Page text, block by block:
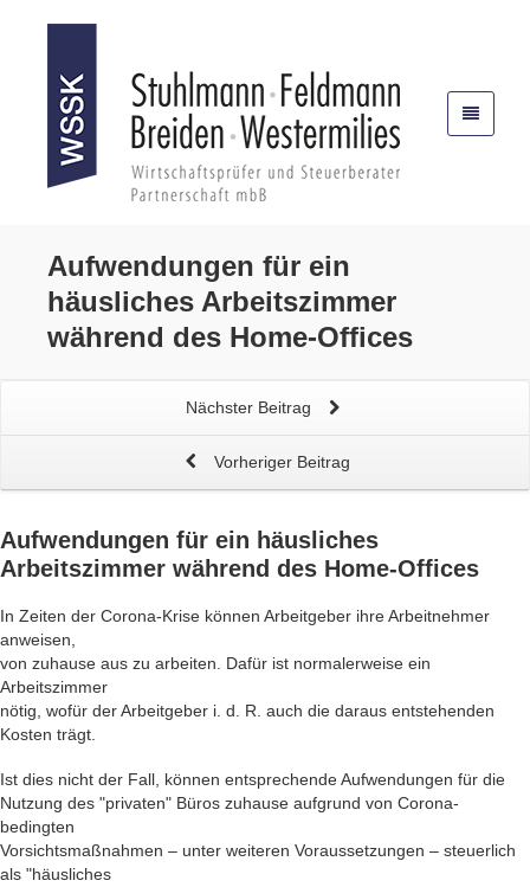
Aufwendungen für ein
häusliches Arbeitszimmer
während des Home-Offices
Nächster Beitrag
Vorheriger Beitrag
Aufwendungen für ein häusliches
Arbeitszimmer während des Home-Offices
In Zeiten der Corona-Krise können Arbeitgeber ihre Arbeitnehmer
anweisen,
von zuhause aus zu arbeiten. Dafür ist normalerweise ein
Arbeitszimmer
nötig, wofür der Arbeitgeber i. d. R. auch die daraus entstehenden
Kosten trägt.
Ist dies nicht der Fall, können entsprechende Aufwendungen für die
Nutzung des "privaten" Büros zuhause aufgrund von Corona-
bedingten
Vorsichtsmaßnahmen – unter weiteren Voraussetzungen – steuerlich
als "häusliches